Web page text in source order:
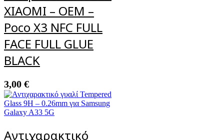
XIAOMI – OEM –
Poco X3 NFC FULL
FACE FULL GLUE
BLACK
3,00 €
Αντιχαρακτικό